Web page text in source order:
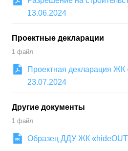
за 1 м²
Средняя цена
Минимальная цена
13.06.2024
Проектные декларации
1 файл
Проектная декларация ЖК
23.07.2024
Другие документы
1 файл
Образец ДДУ ЖК